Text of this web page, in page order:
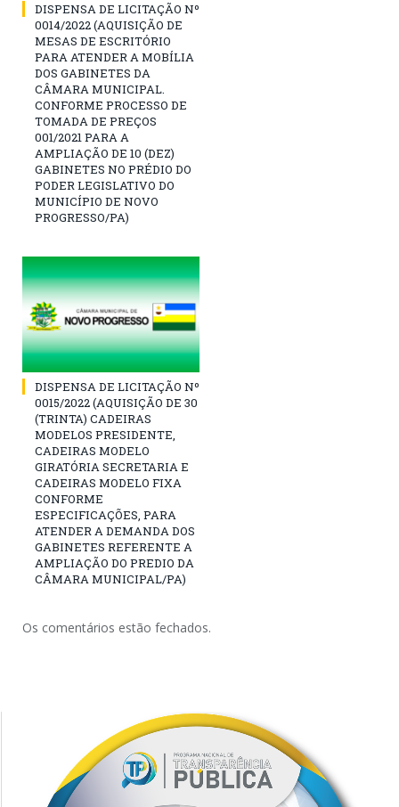
DISPENSA DE LICITAÇÃO Nº
0014/2022 (AQUISIÇÃO DE
MESAS DE ESCRITÓRIO
PARA ATENDER A MOBÍLIA
DOS GABINETES DA
CÂMARA MUNICIPAL.
CONFORME PROCESSO DE
TOMADA DE PREÇOS
001/2021 PARA A
AMPLIAÇÃO DE 10 (DEZ)
GABINETES NO PRÉDIO DO
PODER LEGISLATIVO DO
MUNICÍPIO DE NOVO
PROGRESSO/PA)
DISPENSA DE LICITAÇÃO Nº
0015/2022 (AQUISIÇÃO DE 30
(TRINTA) CADEIRAS
MODELOS PRESIDENTE,
CADEIRAS MODELO
GIRATÓRIA SECRETARIA E
CADEIRAS MODELO FIXA
CONFORME
ESPECIFICAÇÕES, PARA
ATENDER A DEMANDA DOS
GABINETES REFERENTE A
AMPLIAÇÃO DO PREDIO DA
CÂMARA MUNICIPAL/PA)
Os comentários estão fechados.